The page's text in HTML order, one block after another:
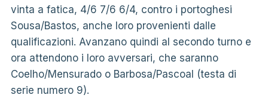
vinta a fatica, 4/6 7/6 6/4, contro i portoghesi
Sousa/Bastos, anche loro provenienti dalle
qualificazioni. Avanzano quindi al secondo turno e
ora attendono i loro avversari, che saranno
Coelho/Mensurado o Barbosa/Pascoal (testa di
serie numero 9).